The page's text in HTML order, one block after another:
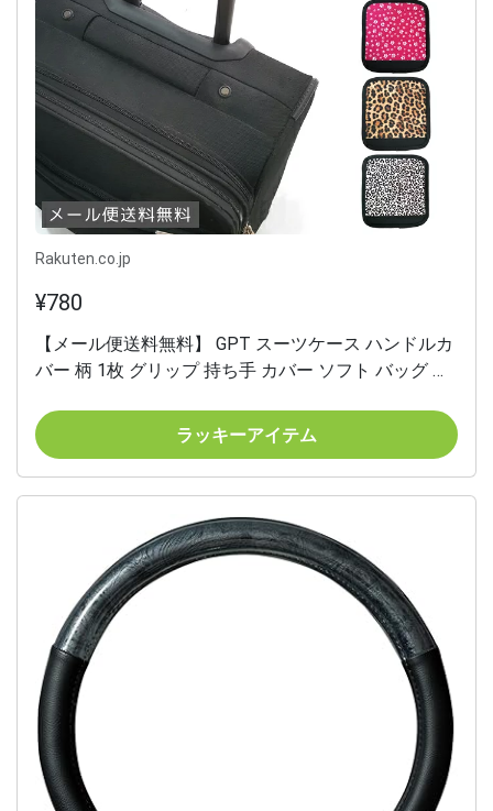
Rakuten.co.jp
¥780
【メール便送料無料】 GPT スーツケース ハンドルカ
バー 柄 1枚 グリップ 持ち手 カバー ソフト バッグ 取
簡単 マジックテープ gu1c075-mail (1通につき6点迄)
(gu1c076)
ラッキーアイテム